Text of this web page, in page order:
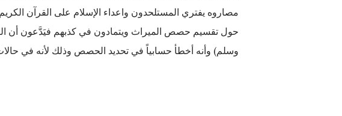
مصاروه يفتري المستلحدون واعداء الإسلام على القرآن
حول تقسيم حصص الميراث ويتمادون في كذبهم فيَدَّعون أن
وسلم) وأنه أخطأ حسابياً في تحديد الحصص وذلك لأنه في
مدعو إلى أن يحاول أن يكتب شيئًا مثل القرآن الكريم